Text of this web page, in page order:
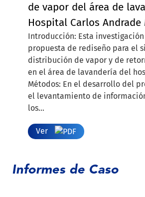
de vapor del área de
Hospital Carlos Andrade
Introducción: Esta
propuesta de rediseño para el
distribución de vapor y de
en el área de lavandería del
Métodos: En el desarrollo del
el levantamiento de
los...
Ver
Informes de Caso